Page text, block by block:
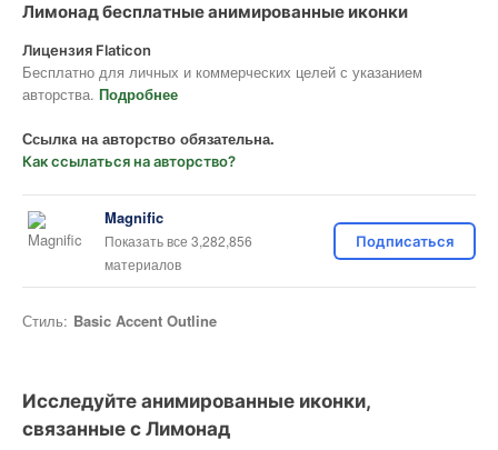
Лимонад бесплатные анимированные иконки
Лицензия Flaticon
Бесплатно для личных и коммерческих целей с указанием
авторства. Подробнее
Ссылка на авторство обязательна.
Как ссылаться на авторство?
Magnific
Показать все 3,282,856
материалов
Подписаться
Стиль: Basic Accent Outline
Исследуйте анимированные иконки,
связанные с Лимонад